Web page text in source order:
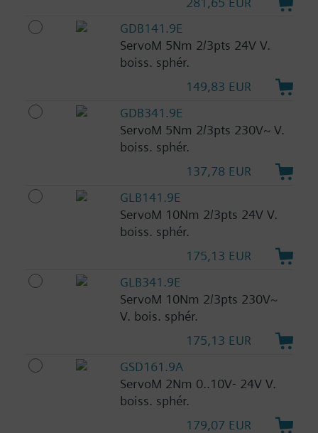
GDB141.9E
ServoM 5Nm 2/3pts 24V V.
boiss. sphér.
149,83 EUR
GDB341.9E
ServoM 5Nm 2/3pts 230V~ V.
boiss. sphér.
137,78 EUR
GLB141.9E
ServoM 10Nm 2/3pts 24V V.
boiss. sphér.
175,13 EUR
GLB341.9E
ServoM 10Nm 2/3pts 230V~
V. bois. sphér.
175,13 EUR
GSD161.9A
ServoM 2Nm 0..10V- 24V V.
boiss. sphér.
179,07 EUR